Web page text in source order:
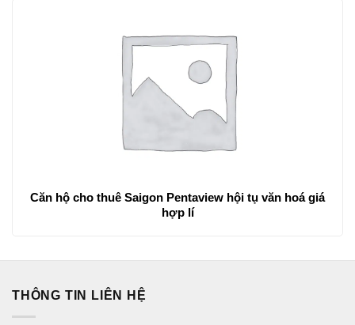
Căn hộ cho thuê Saigon Pentaview hội tụ văn hoá giá
hợp lí
THÔNG TIN LIÊN HỆ